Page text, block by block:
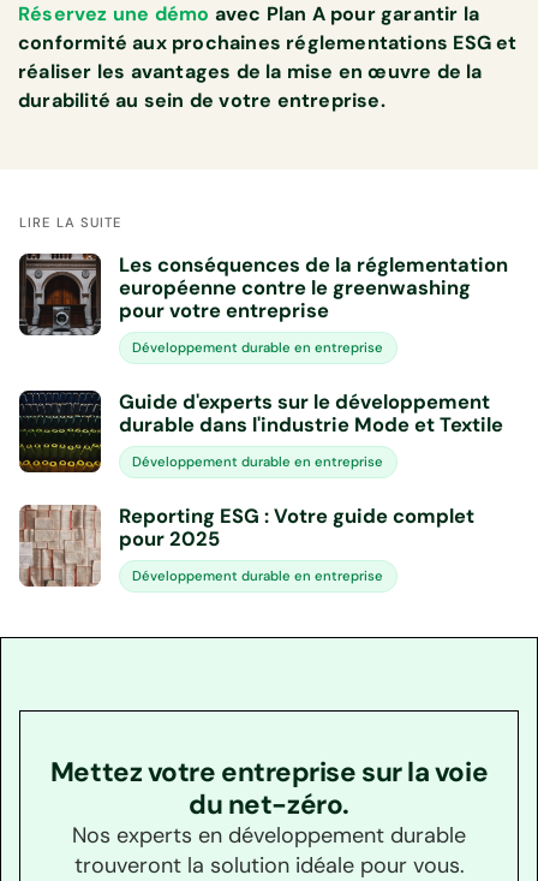
Réservez une démo avec Plan A pour garantir la
conformité aux prochaines réglementations ESG et
réaliser les avantages de la mise en œuvre de la
durabilité au sein de votre entreprise.
LIRE LA SUITE
Les conséquences de la réglementation
européenne contre le greenwashing
pour votre entreprise
Développement durable en entreprise
Guide d'experts sur le développement
durable dans l'industrie Mode et Textile
Développement durable en entreprise
Reporting ESG : Votre guide complet
pour 2025
Développement durable en entreprise
Mettez votre entreprise sur la voie
du net-zéro.
Nos experts en développement durable
trouveront la solution idéale pour vous.